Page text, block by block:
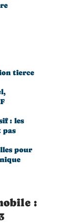
tierce
: les
pas
pour
: